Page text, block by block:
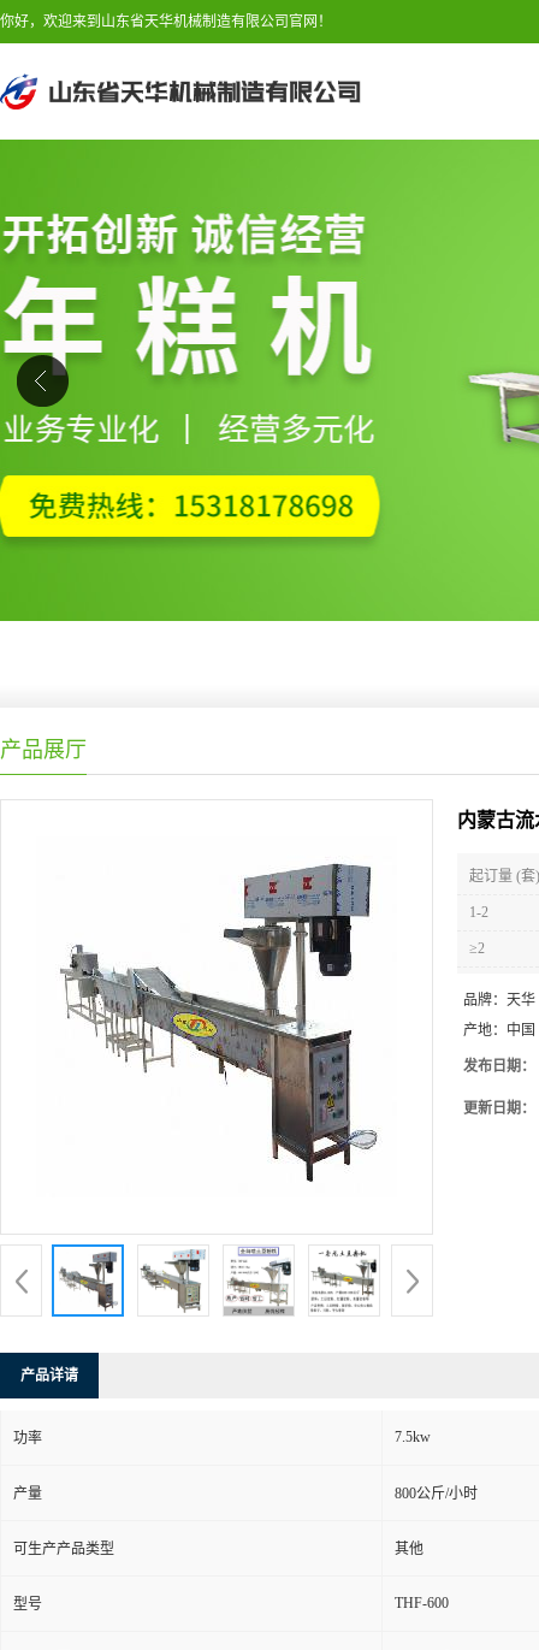
你好，欢迎来到山东省天华机械制造有限公司官网！
产品展厅
内蒙古
起订量 (套)
1-2
≥2
品牌： 天华
产地： 中国
发布日期：
更新日期：
产品详请
功率 7.5kw
产量 800公斤/小时
可生产产品类型 其他
型号 THF-600